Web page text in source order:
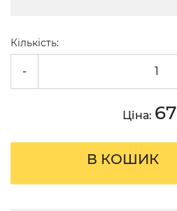
Кількість:
-
Ціна: 67
В КОШИК